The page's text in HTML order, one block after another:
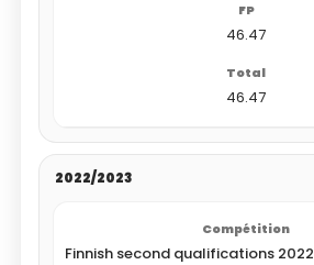
46.47
46.47
2022/2023
Finnish second qualifications 2022